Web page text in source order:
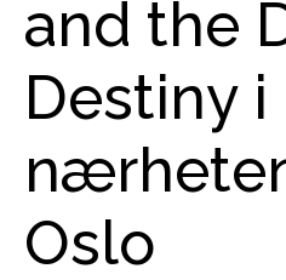
and the
Destiny i
Oslo